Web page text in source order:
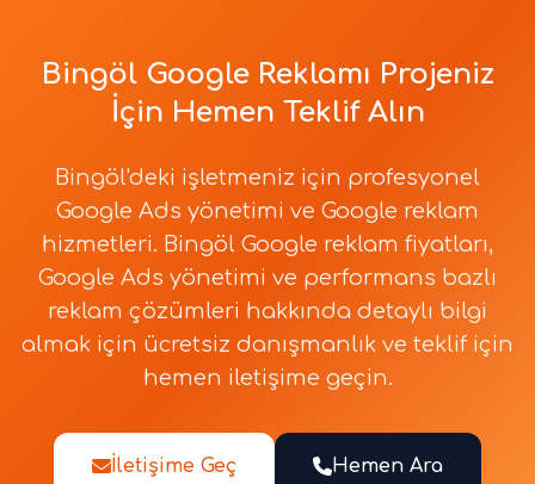
Bingöl Google Reklamı Projeniz
İçin Hemen Teklif Alın
Bingöl'deki işletmeniz için profesyonel
Google Ads yönetimi ve Google reklam
hizmetleri. Bingöl Google reklam fiyatları,
Google Ads yönetimi ve performans bazlı
reklam çözümleri hakkında detaylı bilgi
almak için ücretsiz danışmanlık ve teklif için
hemen iletişime geçin.
İletişime Geç Hemen Ara